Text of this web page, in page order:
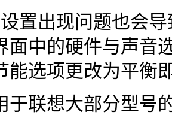
置出现问题也会
面中的硬件与声音
能选项更改为平衡
于联想大部分型号